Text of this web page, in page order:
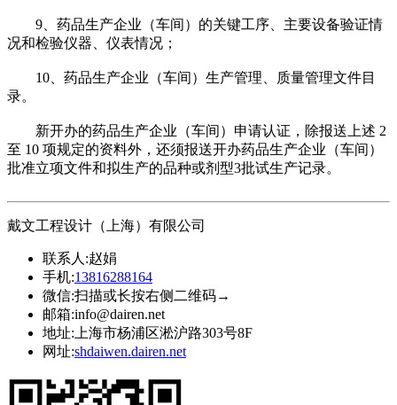
9、药品生产企业（车间）的关键工序、主要设备验证情
况和检验仪器、仪表情况；
10、药品生产企业（车间）生产管理、质量管理文件目
录。
新开办的药品生产企业（车间）申请认证，除报送上述 2
至 10 项规定的资料外，还须报送开办药品生产企业（车间）
批准立项文件和拟生产的品种或剂型3批试生产记录。
戴文工程设计（上海）有限公司
联系人:赵娟
手机:13816288164
微信:扫描或长按右侧二维码→
邮箱:info@dairen.net
地址: 上海市杨浦区淞沪路303号8F
网址:shdaiwen.dairen.net